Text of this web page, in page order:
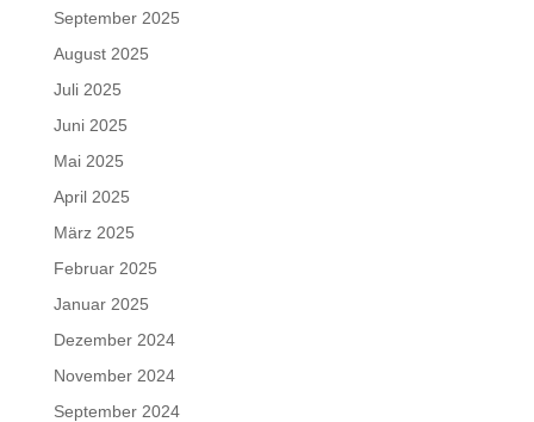
September 2025
August 2025
Juli 2025
Juni 2025
Mai 2025
April 2025
März 2025
Februar 2025
Januar 2025
Dezember 2024
November 2024
September 2024